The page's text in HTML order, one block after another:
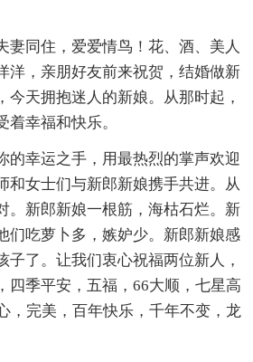
妻同住，爱爱情鸟！花、酒、美人
洋，亲朋好友前来祝贺，结婚做新
今天拥抱迷人的新娘。从那时起，
幸福和快乐。
的幸运之手，用最热烈的掌声欢迎
和女士们与新郎新娘携手共进。从
。新郎新娘一根筋，海枯石烂。新
们吃萝卜多，嫉妒少。新郎新娘感
子了。让我们衷心祝福两位新人，
四季平安，五福，66大顺，七星高
，完美，百年快乐，千年不变，龙